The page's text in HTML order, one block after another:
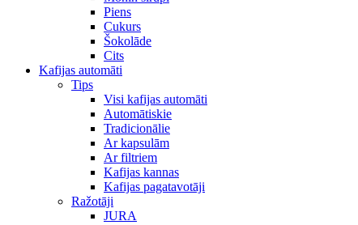
Piens
Cukurs
Šokolāde
Cits
Kafijas automāti
Tips
Visi kafijas automāti
Automātiskie
Tradicionālie
Ar kapsulām
Ar filtriem
Kafijas kannas
Kafijas pagatavotāji
Ražotāji
JURA